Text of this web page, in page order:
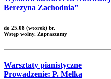
Berezyna Zachodnia”
do 25.08 (wtorek) br.
Wstęp wolny. Zapraszamy
Warsztaty pianistyczne
Prowadzenie: P. Melka